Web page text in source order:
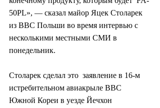
50PL», — сказал майор Яцек Столарек
из ВВС Польши во время интервью с
несколькими местными СМИ в
понедельник.
Столарек сделал это  заявление в 16-м
истребительном авиакрыле ВВС
Южной Кореи в уезде Йечхон